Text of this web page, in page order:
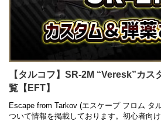
【タルコフ】SR-2M “Veresk”カス
覧【EFT】
Escape from Tarkov (エスケープ フロム タ
ついて情報を掲載しております。初心者向